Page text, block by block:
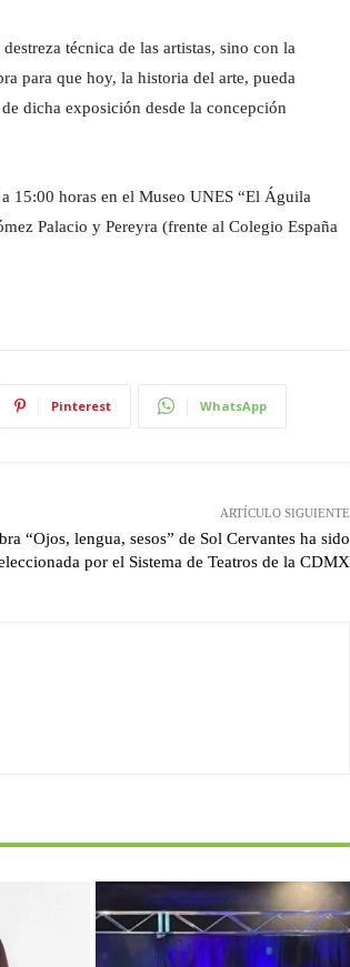
técnica de las artistas, sino con la
para que hoy, la historia del arte, pueda
dicha exposición desde la concepción
15:00 horas en el Museo UNES “El Águila
Palacio y Pereyra (frente al Colegio España
Pinterest WhatsApp
ARTÍCULO SIGUIENTE
“Ojos, lengua, sesos” de Sol Cervantes ha sido
por el Sistema de Teatros de la CDMX